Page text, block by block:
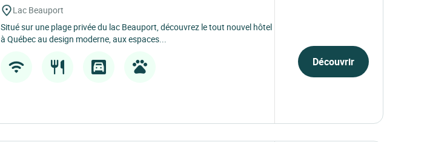
Lac Beauport
Situé sur une plage privée du lac Beauport, découvrez le tout nouvel hôtel
à Québec au design moderne, aux espaces...
Découvrir